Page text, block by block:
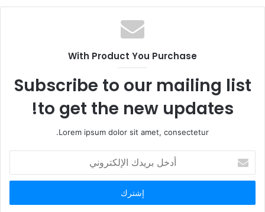
ق
ع
ا
ب
With Product You Purchase
Subscribe to our mailing list
to get the new updates!
Lorem ipsum dolor sit amet, consectetur.
خ
ب